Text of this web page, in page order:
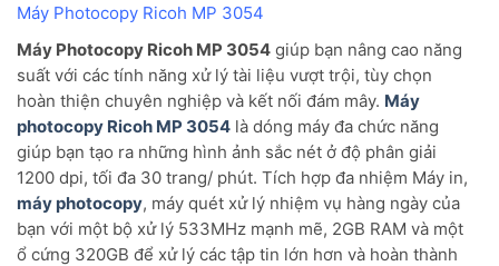
Máy Photocopy Ricoh MP 3054
Máy Photocopy Ricoh MP 3054 giúp bạn nâng cao năng
suất với các tính năng xử lý tài liệu vượt trội, tùy chọn
hoàn thiện chuyên nghiệp và kết nối đám mây. Máy
photocopy Ricoh MP 3054 là dóng máy đa chức năng
giúp bạn tạo ra những hình ảnh sắc nét ở độ phân giải
1200 dpi, tối đa 30 trang/ phút. Tích hợp đa nhiệm Máy in,
máy photocopy, máy quét xử lý nhiệm vụ hàng ngày của
bạn với một bộ xử lý 533MHz mạnh mẽ, 2GB RAM và một
ổ cứng 320GB để xử lý các tập tin lớn hơn và hoàn thành